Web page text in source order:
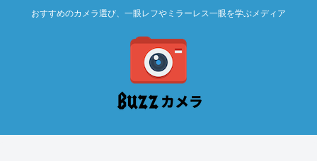
おすすめのカメラ選び、一眼レフやミラーレス一眼を学ぶメディア